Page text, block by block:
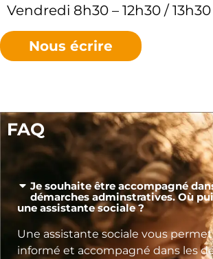
Vendredi 8h30 – 12h30 / 13h30
Nous écrire
FAQ
Je souhaite être accompagné
démarches adminstratives. Où
une assistante sociale ?
Une assistante sociale vous permet
informé et accompagné dans les